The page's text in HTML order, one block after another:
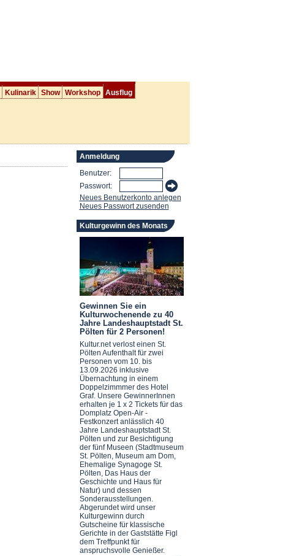
Kulinarik Show Workshop Ausflug
Anmeldung
Benutzer:
Passwort:
Neues Benutzerkonto anlegen
Neues Passwort zusenden
Kulturgewinn des Monats
Gewinnen Sie ein
Kulturwochenende zu 40
Jahre Landeshauptstadt St.
Pölten für 2 Personen!
Kultur.net verlost einen St.
Pölten Aufenthalt für zwei
Personen vom 10. bis
13.09.2026 inklusive
Übernachtung in einem
Doppelzimmmer des Hotel
Graf. Unsere GewinnerInnen
erhalten je 1 x 2 Tickets für das
Domplatz Open-Air -
Festkonzert anlässlich 40
Jahre Landeshauptstadt St.
Pölten und zur Besichtigung
der fünf Museen (Stadtmuseum
St. Pölten, Museum am Dom,
Ehemalige Synagoge St.
Pölten, Das Haus der
Geschichte und Haus für
Natur) und dessen
Sonderausstellungen.
Abgerundet wird unser
Kulturgewinn durch
Gutscheine für klassische
Gerichte in der Gaststätte Figl
dem Treffpunkt für
anspruchsvolle Genießer.